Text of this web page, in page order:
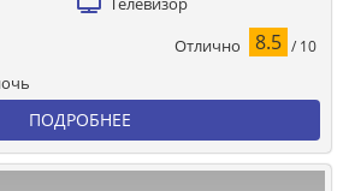
Отлично 8.5 / 10
ПОДРОБНЕЕ